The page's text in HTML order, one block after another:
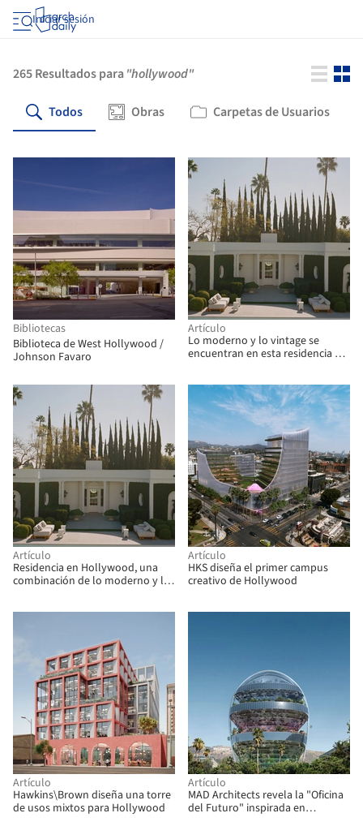
Iniciar sesión
265Resultados para"hollywood"
Todos Obras Carpetas de Usuarios
Bibliotecas
Biblioteca de West Hollywood /
Johnson Favaro
Artículo
Lo moderno y lo vintage se
encuentran en esta residencia de
Artículo
Residencia en Hollywood, una
combinación de lo moderno y lo
Artículo
HKS diseña el primer campus
creativo de Hollywood
Artículo
Hawkins\Brown diseña una torre
de usos mixtos para Hollywood
Artículo
MAD Architects revela la "Oficina
del Futuro" inspirada en